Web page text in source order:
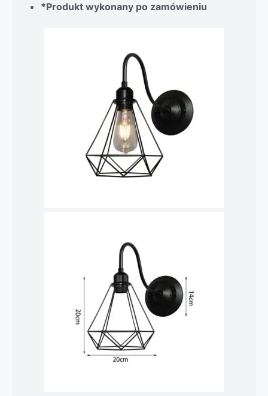
*Produkt wykonany po zamówieniu